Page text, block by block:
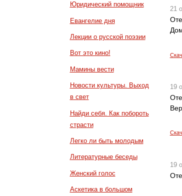
Юридический помощник
Евангелие дня
Лекции о русской поэзии
Вот это кино!
Мамины вести
Новости культуры. Выход
в свет
Найди себя. Как побороть
страсти
Легко ли быть молодым
Литературные беседы
Женский голос
Аскетика в большом
21
19
19